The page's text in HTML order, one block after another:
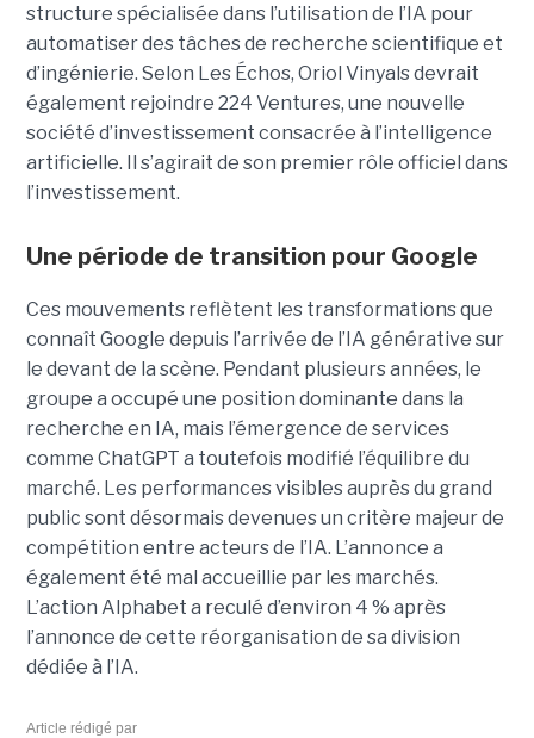
structure spécialisée dans l’utilisation de l’IA pour
automatiser des tâches de recherche scientifique et
d’ingénierie. Selon Les Échos, Oriol Vinyals devrait
également rejoindre 224 Ventures, une nouvelle
société d’investissement consacrée à l’intelligence
artificielle. Il s’agirait de son premier rôle officiel dans
l’investissement.
Une période de transition pour Google
Ces mouvements reflètent les transformations que
connaît Google depuis l’arrivée de l’IA générative sur
le devant de la scène. Pendant plusieurs années, le
groupe a occupé une position dominante dans la
recherche en IA, mais l’émergence de services
comme ChatGPT a toutefois modifié l’équilibre du
marché. Les performances visibles auprès du grand
public sont désormais devenues un critère majeur de
compétition entre acteurs de l’IA. L’annonce a
également été mal accueillie par les marchés.
L’action Alphabet a reculé d’environ 4 % après
l’annonce de cette réorganisation de sa division
dédiée à l’IA.
Article rédigé par